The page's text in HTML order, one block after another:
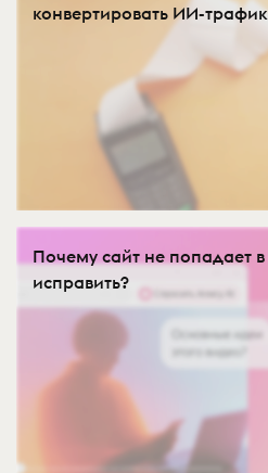
конвертировать ИИ-
Почему сайт не попадает
исправить?